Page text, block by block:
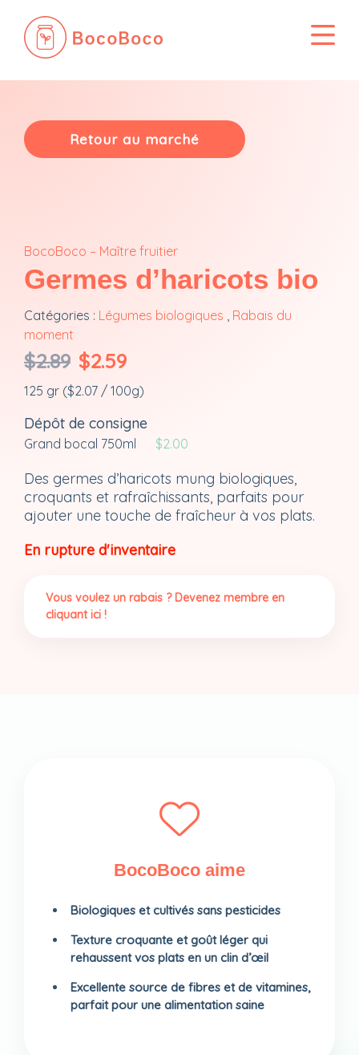
contenu
Retour au marché
BocoBoco – Maître fruitier
Germes d’haricots bio
Catégories : Légumes biologiques , Rabais du
moment
$2.89 Le
prix
initial
$2.89.
$2.59Le
actuel
$2.59.
125 gr ($2.07 / 100g)
Dépôt de consigne
Grand bocal 750ml $2.00
Des germes d’haricots mung biologiques,
croquants et rafraîchissants, parfaits pour
ajouter une touche de fraîcheur à vos plats.
En rupture d'inventaire
Vous voulez un rabais ? Devenez membre en
cliquant ici !
BocoBoco aime
Biologiques et cultivés sans pesticides
Texture croquante et goût léger qui
rehaussent vos plats en un clin d’œil
Excellente source de fibres et de vitamines,
parfait pour une alimentation saine